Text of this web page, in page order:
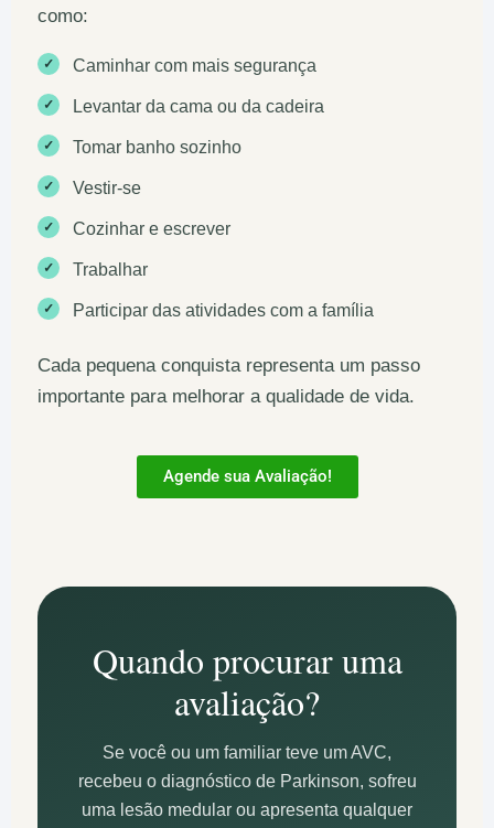
como:
✓ Caminhar com mais segurança
✓ Levantar da cama ou da cadeira
✓ Tomar banho sozinho
✓ Vestir-se
✓ Cozinhar e escrever
✓ Trabalhar
✓ Participar das atividades com a família
Cada pequena conquista representa um passo
importante para melhorar a qualidade de vida.
Agende sua Avaliação!
Quando procurar uma
avaliação?
Se você ou um familiar teve um AVC,
recebeu o diagnóstico de Parkinson, sofreu
uma lesão medular ou apresenta qualquer